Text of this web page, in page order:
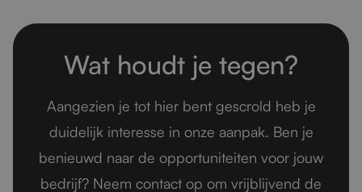
Wat houdt je tegen?
Aangezien je tot hier bent gescrold heb je
duidelijk interesse in onze aanpak. Ben je
benieuwd naar de opportuniteiten voor jouw
bedrijf? Neem contact op om vrijblijvend de